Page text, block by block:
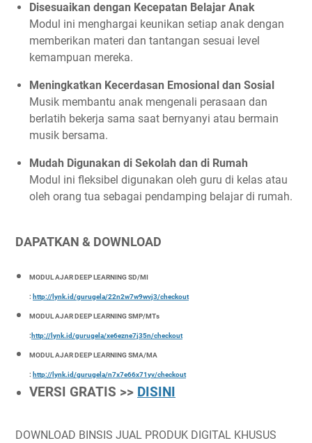
Disesuaikan dengan Kecepatan Belajar Anak
Modul ini menghargai keunikan setiap anak dengan
memberikan materi dan tantangan sesuai level
kemampuan mereka.
Meningkatkan Kecerdasan Emosional dan Sosial
Musik membantu anak mengenali perasaan dan
berlatih bekerja sama saat bernyanyi atau bermain
musik bersama.
Mudah Digunakan di Sekolah dan di Rumah
Modul ini fleksibel digunakan oleh guru di kelas atau
oleh orang tua sebagai pendamping belajar di rumah.
DAPATKAN & DOWNLOAD
MODUL AJAR DEEP LEARNING SD/MI
: http://lynk.id/gurugela/22n2w7w9wvj3/checkout
MODUL AJAR DEEP LEARNING SMP/MTs
: http://lynk.id/gurugela/xe6ezne7j35n/checkout
MODUL AJAR DEEP LEARNING SMA/MA
: http://lynk.id/gurugela/n7x7e66x71yv/checkout
VERSI GRATIS >> DISINI
DOWNLOAD BINSIS JUAL PRODUK DIGITAL KHUSUS